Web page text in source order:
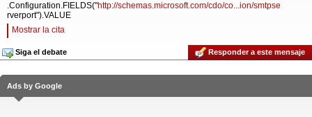
.Configuration.FIELDS("http://schemas.microsoft.com/cdo/co...ion/smtpse
rverport").VALUE
Mostrar la cita
Siga el debate Responder a este mensaje
Ads by Google